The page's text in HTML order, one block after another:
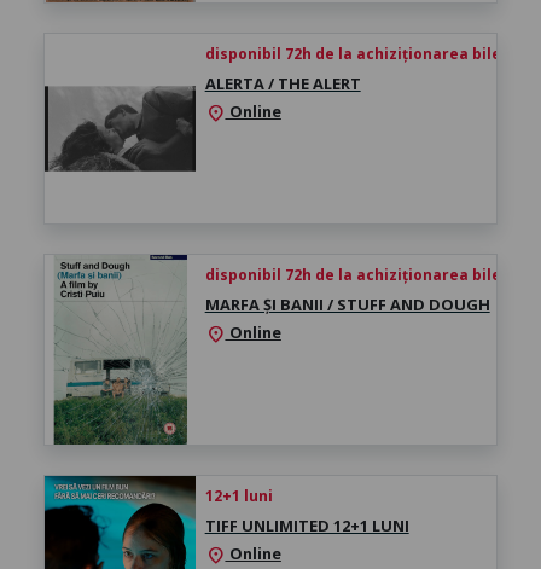
disponibil 72h de la achiziționarea biletului
ALERTA / THE ALERT
location_on Online
disponibil 72h de la achiziționarea biletului
MARFA ȘI BANII / STUFF AND DOUGH
location_on Online
12+1 luni
TIFF UNLIMITED 12+1 LUNI
location_on Online